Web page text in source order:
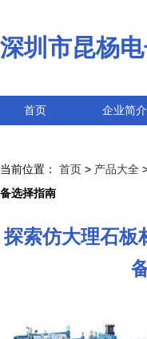
深圳市昆杨
首页 企业简介
当前位置： 首页 > 产品大全
备选择指南
探索仿大理石板